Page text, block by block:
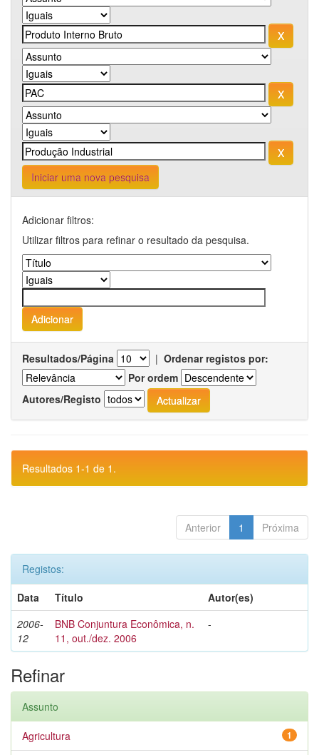
Iniciar uma nova pesquisa
Adicionar filtros:
Utilizar filtros para refinar o resultado da pesquisa.
Resultados/Página | Ordenar registos por:
Por ordem
Autores/Registo
Resultados 1-1 de 1.
Anterior 1 Próxima
Registos:
Data
Título
Autor(es)
2006-
12
BNB Conjuntura Econômica, n.
11, out./dez. 2006
-
Refinar
Assunto
1
Agricultura